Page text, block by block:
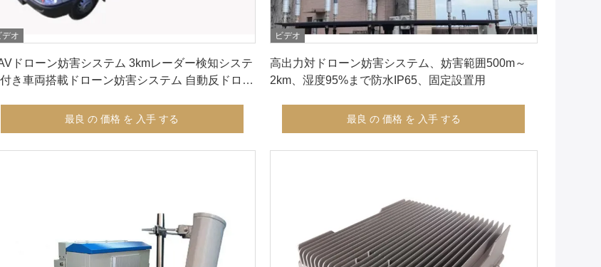
デオ
ドローン妨害システム 3kmレーダー検知システ
き車両搭載ドローン妨害システム 自動反ドロー
最良 の 価格 を 入手 する
ビデオ
高出力対ドローン妨害システム、妨害範囲500m～
2km、湿度95%まで防水IP65、固定設置用
最良 の 価格 を 入手 する